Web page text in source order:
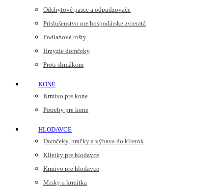
Odchytové pasce a odpudzovače
Príslušenstvo pre hospodárske zvieratá
Podlahové rošty
Hmyzie domčeky
Proti slimákom
KONE
Krmivo pre kone
Potreby pre kone
HLODAVCE
Domčeky, hračky a výbava do klietok
Klietky pre hlodavce
Krmivo pre hlodavce
Misky a krmítka